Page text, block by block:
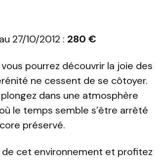
27/10/2012 : 280 €
pourrez découvrir la joie des
ne cessent de se côtoyer.
dans une atmosphère
le temps semble s’être arrêté
préservé.
de cet environnement et profitez